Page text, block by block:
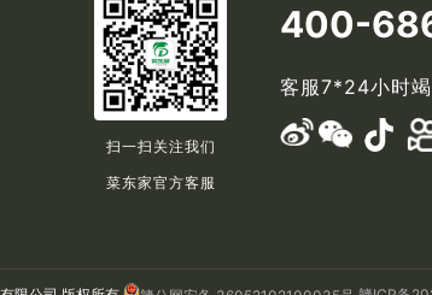
扫一扫关注我们
菜东家官方客服
400-
客服7*24小时